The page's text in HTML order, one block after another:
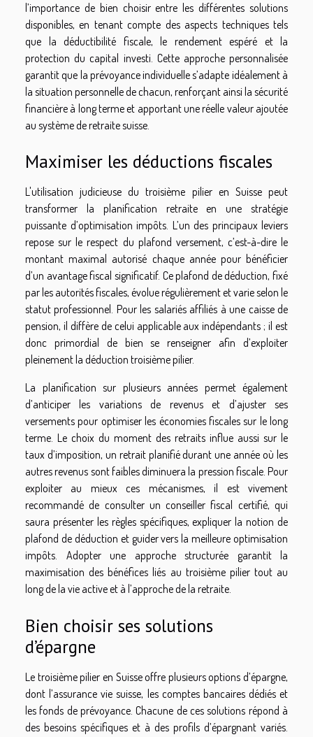
l’importance de bien choisir entre les différentes solutions
disponibles, en tenant compte des aspects techniques tels
que la déductibilité fiscale, le rendement espéré et la
protection du capital investi. Cette approche personnalisée
garantit que la prévoyance individuelle s’adapte idéalement à
la situation personnelle de chacun, renforçant ainsi la sécurité
financière à long terme et apportant une réelle valeur ajoutée
au système de retraite suisse.
Maximiser les déductions fiscales
L'utilisation judicieuse du troisième pilier en Suisse peut
transformer la planification retraite en une stratégie
puissante d’optimisation impôts. L’un des principaux leviers
repose sur le respect du plafond versement, c’est-à-dire le
montant maximal autorisé chaque année pour bénéficier
d’un avantage fiscal significatif. Ce plafond de déduction, fixé
par les autorités fiscales, évolue régulièrement et varie selon le
statut professionnel. Pour les salariés affiliés à une caisse de
pension, il diffère de celui applicable aux indépendants ; il est
donc primordial de bien se renseigner afin d’exploiter
pleinement la déduction troisième pilier.
La planification sur plusieurs années permet également
d’anticiper les variations de revenus et d’ajuster ses
versements pour optimiser les économies fiscales sur le long
terme. Le choix du moment des retraits influe aussi sur le
taux d’imposition, un retrait planifié durant une année où les
autres revenus sont faibles diminuera la pression fiscale. Pour
exploiter au mieux ces mécanismes, il est vivement
recommandé de consulter un conseiller fiscal certifié, qui
saura présenter les règles spécifiques, expliquer la notion de
plafond de déduction et guider vers la meilleure optimisation
impôts. Adopter une approche structurée garantit la
maximisation des bénéfices liés au troisième pilier tout au
long de la vie active et à l’approche de la retraite.
Bien choisir ses solutions
d’épargne
Le troisième pilier en Suisse offre plusieurs options d’épargne,
dont l’assurance vie suisse, les comptes bancaires dédiés et
les fonds de prévoyance. Chacune de ces solutions répond à
des besoins spécifiques et à des profils d’épargnant variés.